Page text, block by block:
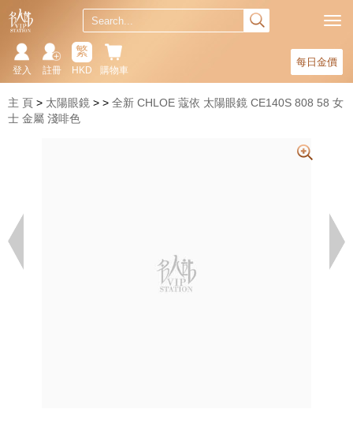
每日金價
購物車
繁
HKD
註冊
登入
主 頁 太陽眼鏡
全新 CHLOE 蔻依 太陽眼鏡 CE140S 808 58 女
士 金屬 淺啡色